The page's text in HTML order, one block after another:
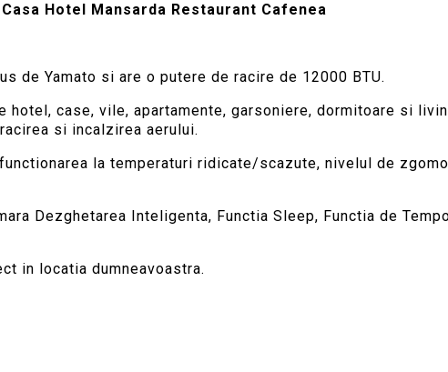
Hotel Mansarda Restaurant Cafenea
de Yamato si are o putere de racire de 12000 BTU.
case, vile, apartamente, garsoniere, dormitoare si
si incalzirea aerului.
la temperaturi ridicate/scazute, nivelul de
Dezghetarea Inteligenta, Functia Sleep, Functia de
in locatia dumneavoastra.